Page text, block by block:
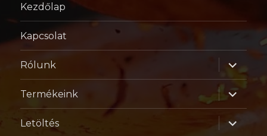
Kezdőlap
Kapcsolat
Rólunk
almenü
Termékeink
almenü
Letöltés
almenü